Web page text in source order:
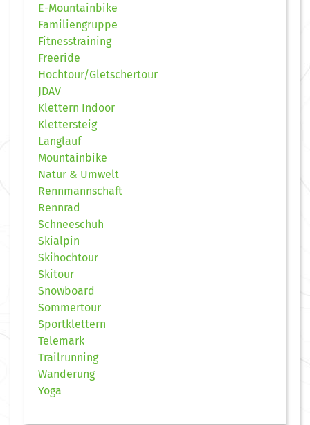
E-Mountainbike
Familiengruppe
Fitnesstraining
Freeride
Hochtour/Gletschertour
JDAV
Klettern Indoor
Klettersteig
Langlauf
Mountainbike
Natur & Umwelt
Rennmannschaft
Rennrad
Schneeschuh
Skialpin
Skihochtour
Skitour
Snowboard
Sommertour
Sportklettern
Telemark
Trailrunning
Wanderung
Yoga